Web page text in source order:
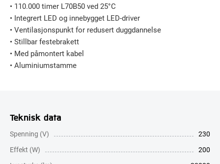
• 110.000 timer L70B50 ved 25°C
• Integrert LED og innebygget LED-driver
• Ventilasjonspunkt for redusert duggdannelse
• Stillbar festebrakett
• Med påmontert kabel
• Aluminiumstamme
Teknisk data
Spenning (V)
230
Effekt (W)
200